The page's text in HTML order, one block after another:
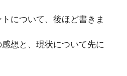
について、後ほど書きま
想と、現状について先に